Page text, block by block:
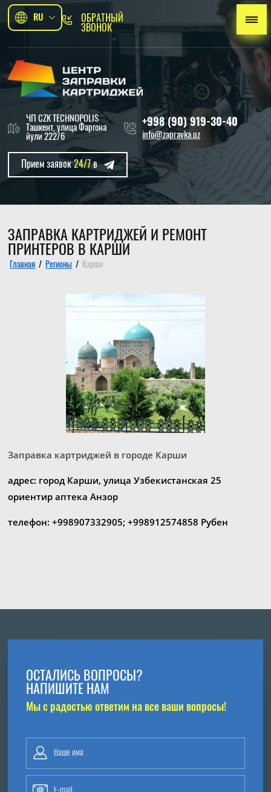
RU
ОБРАТНЫЙ
ЗВОНОК
ЧП CZK TECHNOPOLIS
Ташкент, улица Фаргона
йули 222/6
+998 (90) 919-30-40
info@zapravka.uz
Прием заявок24/7в
ЗАПРАВКА КАРТРИДЖЕЙ И РЕМОНТ
ПРИНТЕРОВ В КАРШИ
Главная / Регионы / Карши
Заправка картриджей в городе Карши
адрес: город Карши, улица Узбекистанская 25
ориентир аптека Анзор
телефон: +998907332905; +998912574858 Рубен
ОСТАЛИСЬ ВОПРОСЫ?
НАПИШИТЕ НАМ
Мы с радостью ответим на все ваши вопросы!